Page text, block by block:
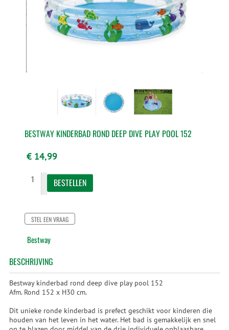
BESTWAY KINDERBAD ROND DEEP DIVE PLAY POOL 152
€ 14,99
STEL EEN VRAAG
Bestway
BESCHRIJVING
Bestway kinderbad rond deep dive play pool 152
Afm. Rond 152 x H30 cm.
Dit unieke ronde kinderbad is prefect geschikt voor kinderen die
houden van het leven in het water. Het bad is gemakkelijk en snel